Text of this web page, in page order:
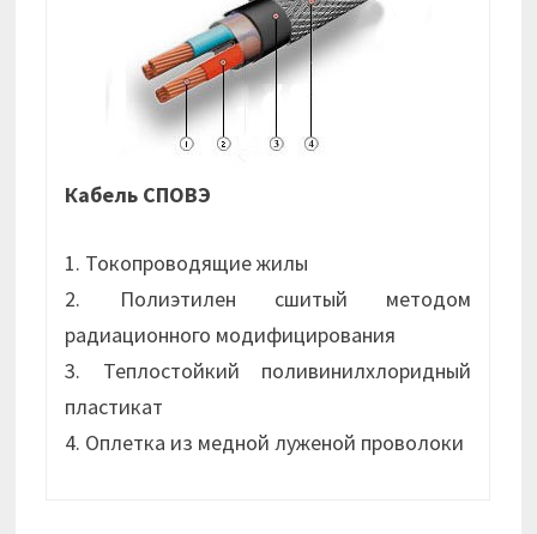
Кабель СПОВЭ
1. Токопроводящие жилы
2. Полиэтилен сшитый методом
радиационного модифицирования
3. Теплостойкий поливинилхлоридный
пластикат
4. Оплетка из медной луженой проволоки